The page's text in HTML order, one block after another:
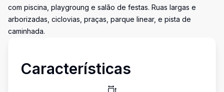
com piscina, playgroung e salão de festas. Ruas largas e
arborizadas, ciclovias, praças, parque linear, e pista de
caminhada.
Características